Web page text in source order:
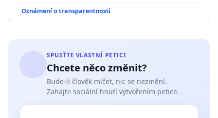
Oznámení o transparentnosti
SPUSŤTE VLASTNÍ PETICI
Chcete něco změnit?
Bude-li člověk mlčet, nic se nezmění.
Zahajte sociální hnutí vytvořením petice.